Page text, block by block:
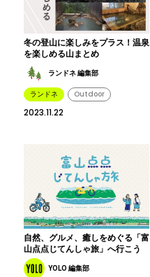
冬の登山に楽しみをプラス！温泉
を楽しめる山まとめ
ランドネ 編集部
ランドネ Outdoor
2023.11.22
自然、グルメ、癒しをめぐる「富
山点点じてんしゃ旅」へ行こう
YOLO 編集部